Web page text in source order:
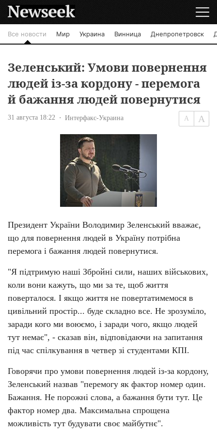
Все новости Мир Украина Винница Днепропетровск
Зеленський: Умови повернення
людей із-за кордону - перемога
й бажання людей повернутися
31 августа 18:22 Интерфакс-Украина
Президент України Володимир Зеленський вважає,
що для повернення людей в Україну потрібна
перемога і бажання людей повернутися.
"Я підтримую наші Збройні сили, наших військових,
коли вони кажуть, що ми за те, щоб життя
поверталося. І якщо життя не повертатимемося в
цивільний простір... буде складно все. Не зрозуміло,
заради кого ми воюємо, і заради чого, якщо людей
тут немає", - сказав він, відповідаючи на запитання
під час спілкування в четвер зі студентами КПІ.
Говорячи про умови повернення людей із-за кордону,
Зеленський назвав "перемогу як фактор номер один.
Бажання. Не порожні слова, а бажання бути тут. Це
фактор номер два. Максимальна спрощена
можливість тут будувати своє майбутнє".